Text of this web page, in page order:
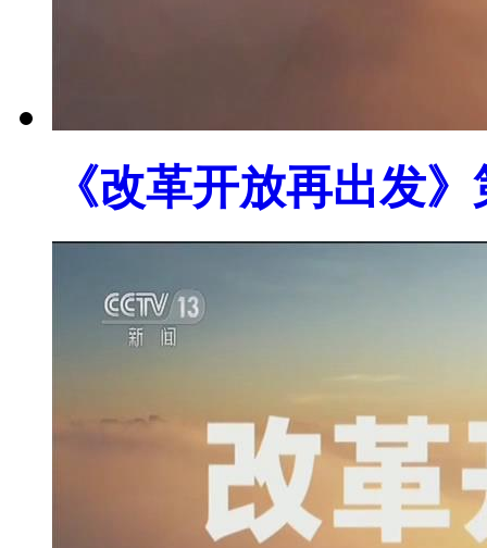
《改革开放再出发